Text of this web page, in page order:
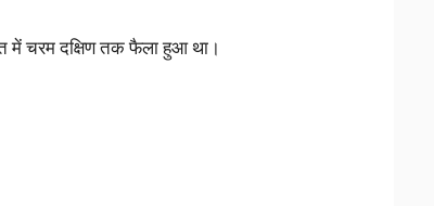
में चरम दक्षिण तक फैला हुआ था।